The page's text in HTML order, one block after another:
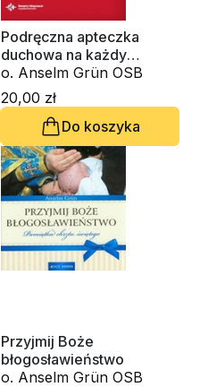
Podręczna apteczka
duchowa na każdy
przypadeko. Anselm Grün OSB
20,00 zł
Do koszyka
Przyjmij Boże
błogosławieństwo
o. Anselm Grün OSB